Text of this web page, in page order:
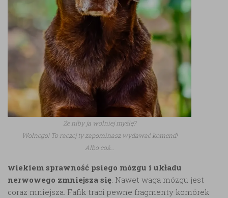
Że niby ja wolniej myślę?
Wolnego! To raczej ty zapominasz wydawać komend!
Albo coś…
wiekiem sprawność psiego mózgu i układu
nerwowego zmniejsza się. Nawet waga mózgu jest
coraz mniejsza. Fafik traci pewne fragmenty komórek